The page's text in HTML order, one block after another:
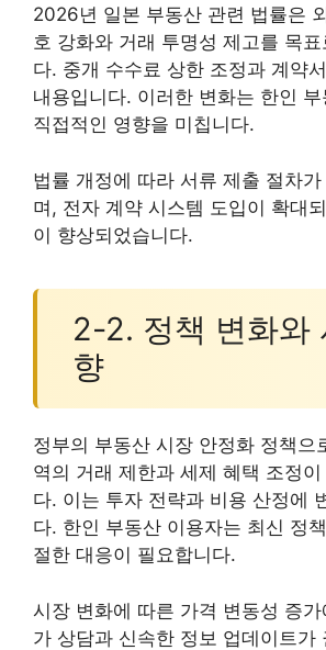
2026년 일본 부동산 관련 법률은
호 강화와 거래 투명성 제고를 목
다. 중개 수수료 상한 조정과 계약
내용입니다. 이러한 변화는 한인
직접적인 영향을 미칩니다.
법률 개정에 따라 서류 제출 절차
며, 전자 계약 시스템 도입이 확대
이 향상되었습니다.
2-2. 정책 변화와
향
정부의 부동산 시장 안정화 정책으
역의 거래 제한과 세제 혜택 조정이
다. 이는 투자 전략과 비용 산정에
다. 한인 부동산 이용자는 최신 정
절한 대응이 필요합니다.
시장 변화에 따른 가격 변동성 증
가 상담과 신속한 정보 업데이트가